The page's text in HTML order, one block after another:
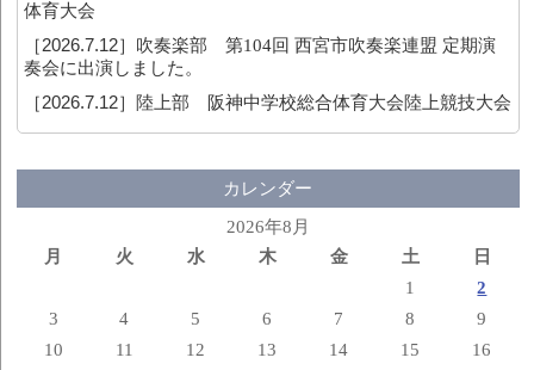
体育大会
［2026.7.12］ 吹奏楽部 第104回 西宮市吹奏楽連盟 定期演
奏会に出演しました。
［2026.7.12］ 陸上部 阪神中学校総合体育大会陸上競技大会
カレンダー
2026年8月
月
火 水 木 金 土 日
1
2
3
4 5 6 7 8
9
10
11 12 13 14 15
16